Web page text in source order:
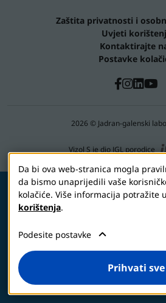
Zaštita privatnosti i
Uvjeti
Kontaktirajte
Postavke
2026 © Jadran-galenski
Vizol S je dio JGL porodice
Prije upotrebe pažljivo
indikacijama, mjerama
dejstvima medicinskog
sa ljekarom ili
Da bi ova web-stranica mogla
da bismo unaprijedili vaše
kolačiće. Više informacija potražite
korištenja.
Podesite postavke
Prihvati sve